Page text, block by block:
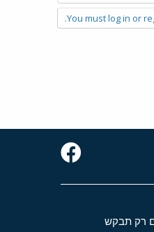
You must log in or
רק תבקש